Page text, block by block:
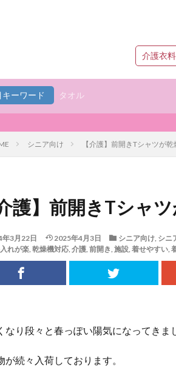
介護衣
キーワード タオル
シニア向け 【介護】前開きTシャツが
介護】前開きTシャ
年3月22日 2025年4月3日 シニア向け, シニ
れが楽, 乾燥機対応, 介護, 前開き, 施設, 着せやすい,
なり段々と春っぽい陽気になってきま
が続々入荷しております。